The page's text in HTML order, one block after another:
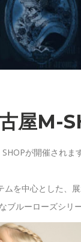
屋M-
が開催されま
を中心とした、
ブルーローズシリ